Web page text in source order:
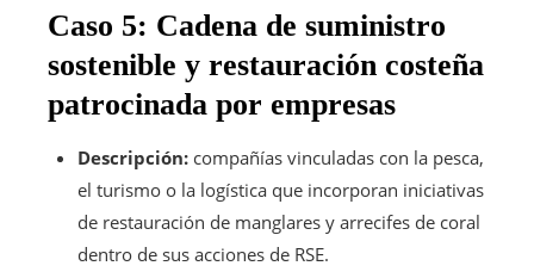
Caso 5: Cadena de suministro
sostenible y restauración costeña
patrocinada por empresas
Descripción: compañías vinculadas con la pesca,
el turismo o la logística que incorporan iniciativas
de restauración de manglares y arrecifes de coral
dentro de sus acciones de RSE.